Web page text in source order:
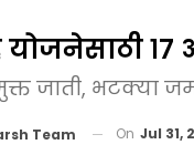
जाती, भटक्या
Team On Jul 31,